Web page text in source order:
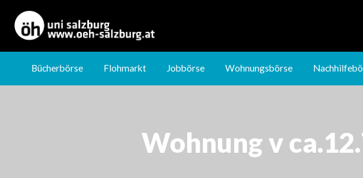
Jobbörse Wohnungsbörse Nachhilfebörse Kinderbetreuung
Bücherbörse Flohmarkt Jobbörse Wohnungsbörse
Wohnung v